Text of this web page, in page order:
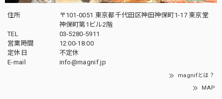
住所
〒101-0051 東京都千代田区神田神保町1-17 東京堂
神保町第1ビル2階
TEL
03-5280-5911
営業時間
12:00-18:00
定休日
不定休
E-mail
info@magnif.jp
magnifとは？
MAP